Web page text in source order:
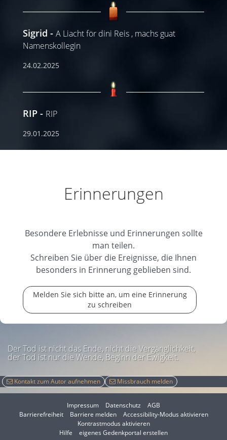
Sigrid
A Liacht för dini Reis , machs guat
Namenskollegin
24.02.2025
RIP RIP
29.01.2025
Erinnerungen
Besondere Erlebnisse und Erinnerungen sollte
man teilen.
Schreiben Sie über die Ereignisse, die Ihnen
besonders in Erinnerung geblieben sind.
Melden Sie sich bitte an, um eine Erinnerung
zu schreiben
Der Tod ist nicht das Ende, nicht die Vergänglichkeit,
der Tod ist nur die Wende, Beginn der Ewigkeit.
Kontakt zum Autor aufnehmen Missbrauch melden
Impressum Datenschutz
AGB
Barrierefreiheit
Barriere melden
I
m
A
Accessibility-Modus aktivieren
I
m
Kontrastmodus aktivieren
Hilfe
eigenes Gedenkportal erstellen